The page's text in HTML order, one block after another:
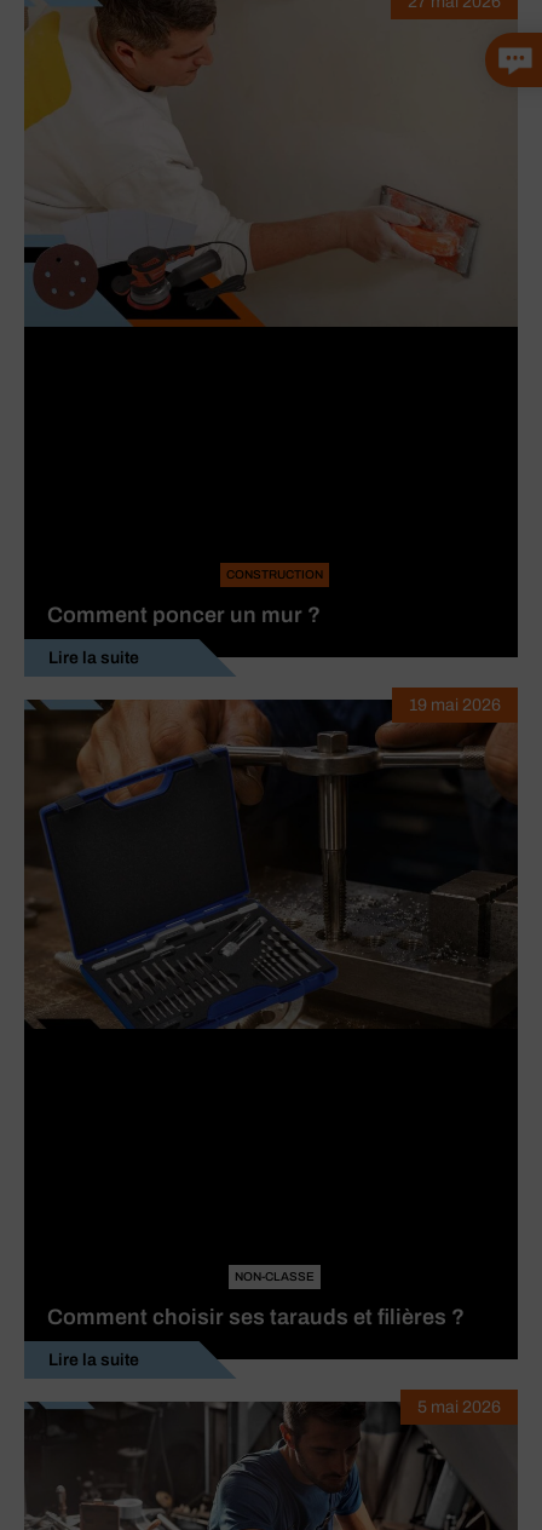
CONSTRUCTION
Comment poncer un mur ?
Lire la suite
NON-CLASSE
Comment choisir ses tarauds et filières ?
Lire la suite
19 mai 2026
5 mai 2026